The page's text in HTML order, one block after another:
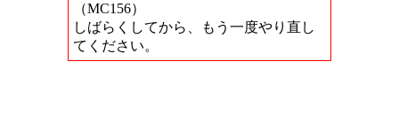
（MC156）
しばらくしてから、もう一度やり直し
てください。